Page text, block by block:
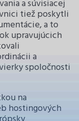
a súvisiacej
tiež poskytli
a to
upravujúcich
a
spoločnosti
na
hostingových